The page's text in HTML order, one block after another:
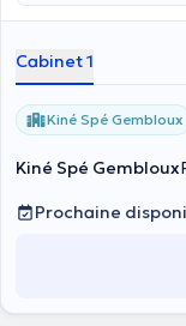
Cabinet 1
Kiné Spé Gembloux
Kiné Spé Gembloux
Prochaine